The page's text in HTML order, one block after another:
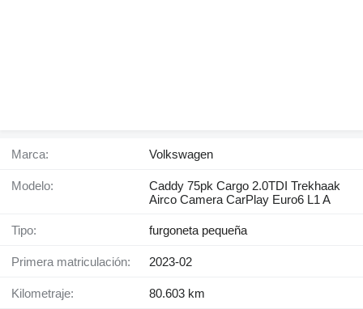
Marca: Volkswagen
Modelo:
Caddy 75pk Cargo 2.0TDI Trekhaak
Airco Camera CarPlay Euro6 L1 A
Tipo: furgoneta pequeña
Primera matriculación: 2023-02
Kilometraje: 80.603 km